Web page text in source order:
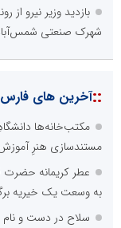
بازدید وزیر نیرو
شهرک صنعتی
::آخرین های فارس
مکتب‌خانه‌ها
مستندسازی هنرِ
عطر کریمانه
به وسعت یک خیریه
سلاح در دست و